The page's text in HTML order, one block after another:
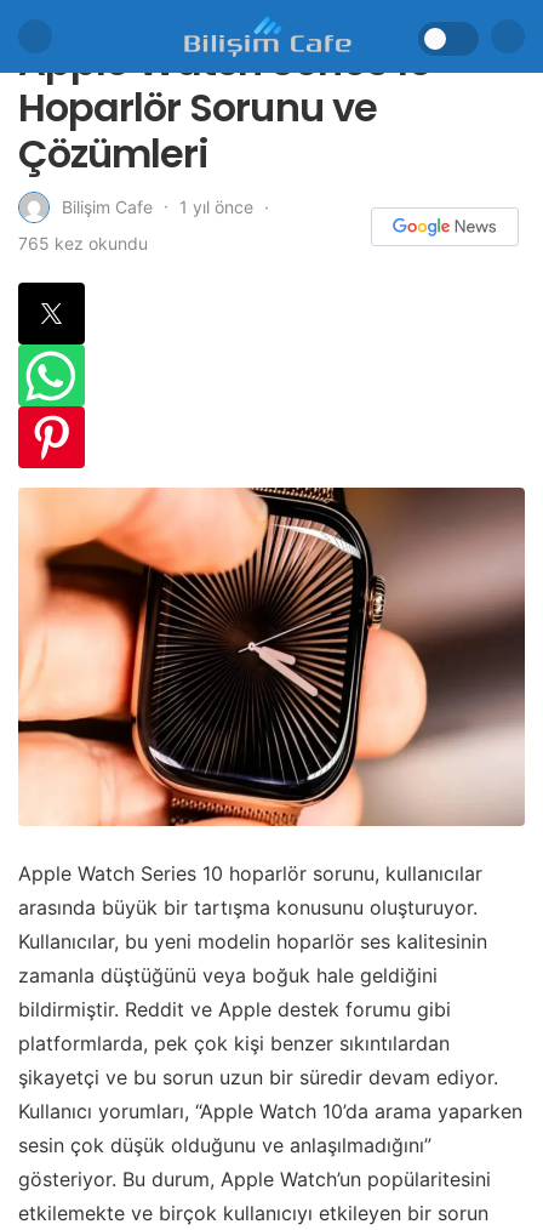
Apple Watch Series 10
Hoparlör Sorunu ve
Çözümleri
Bilişim Cafe
1 yıl önce
765 kez okundu
Apple Watch Series 10 hoparlör sorunu, kullanıcılar
arasında büyük bir tartışma konusunu oluşturuyor.
Kullanıcılar, bu yeni modelin hoparlör ses kalitesinin
zamanla düştüğünü veya boğuk hale geldiğini
bildirmiştir. Reddit ve Apple destek forumu gibi
platformlarda, pek çok kişi benzer sıkıntılardan
şikayetçi ve bu sorun uzun bir süredir devam ediyor.
Kullanıcı yorumları, “Apple Watch 10’da arama yaparken
sesin çok düşük olduğunu ve anlaşılmadığını”
gösteriyor. Bu durum, Apple Watch’un popülaritesini
etkilemekte ve birçok kullanıcıyı etkileyen bir sorun